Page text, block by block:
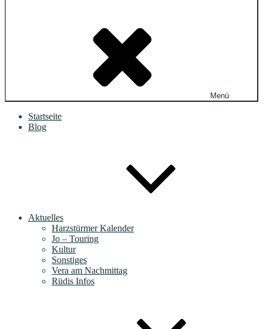
Menü
Startseite
Blog
Aktuelles
Harzstürmer Kalender
Jo – Touring
Kultur
Sonstiges
Vera am Nachmittag
Rüdis Infos